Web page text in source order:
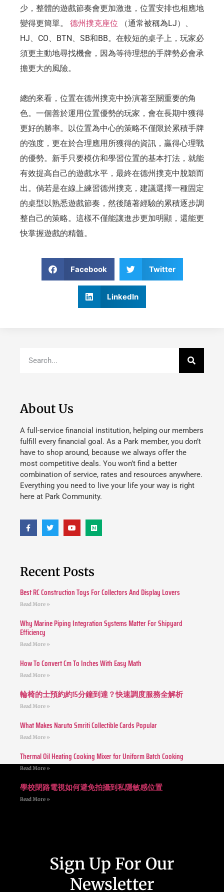
少，整體的遊戲節奏會更加激進，位置安排也相應地
變得更簡單。 德州撲克座位 （通常被稱為LJ）、
HJ、CO、BTN、SB和BB。在較短的桌子上，玩家必
須更主動地尋找機會，因為等待理想的手牌勢必會承
擔更大的風險。
總的來看，位置在德州撲克中扮演著至關重要的角
色。一個善於運用位置優勢的玩家，會在長期中獲得
更好的勝率。以位置為中心的策略不僅限於累積手牌
的強度，更在於合理應用所獲得的資訊，贏得心理戰
的優勢。新手只要模仿和學習位置的基本打法，就能
有效提高自己的遊戲水平，最終在德州撲克中脫穎而
出。倘若是在線上練習德州撲克，建議選擇一種固定
的桌型以熟悉遊戲節奏，然後隨著經驗的累積逐步調
整自己的策略。這樣不僅能讓進步更加明顯，還能更
快掌握遊戲的精髓。
Facebook Twitter
LinkedIn
About Us
A full-service financial institution, helping our members
fulfill every financial goal. As a Park member, you don’t
have to shop around, because we always offer the
most competitive deals. You won’t find a better
combination of service, rates and resources anywhere.
Everything you need to live your life your way is right
here at Park Community.
Recent Posts
Best RC Construction Toys For Collectors And Display Lovers
Read More »
Why Marine Piping Integration Systems Matter For Shipyard
Efficiency
Read More »
How To Convert Cm To Inches With Easy Math
Read More »
輪椅的士預約約15分鐘到達？快速調度服務全解析
Read More »
What Makes Naruto Smriti Collectible Cards Popular
Read More »
Thermal Oil Heating Cooking Mixer for Uniform Batch Cooking
Read More »
學校閉路電視如何避免拍攝到私隱敏感位置
Read More »
Sign Up For Our
Newsletter